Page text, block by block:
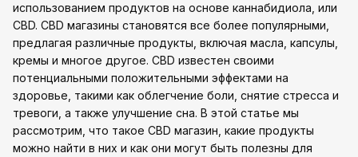
использованием продуктов на основе каннабидиола, или
CBD. CBD магазины становятся все более популярными,
предлагая различные продукты, включая масла, капсулы,
кремы и многое другое. CBD известен своими
потенциальными положительными эффектами на
здоровье, такими как облегчение боли, снятие стресса и
тревоги, а также улучшение сна. В этой статье мы
рассмотрим, что такое CBD магазин, какие продукты
можно найти в них и как они могут быть полезны для